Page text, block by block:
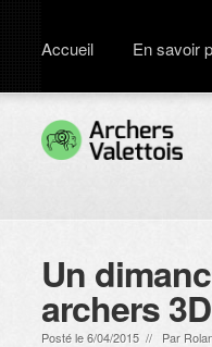
Accueil En savoir
Un
archers
Posté le 6/04/2015 // Par